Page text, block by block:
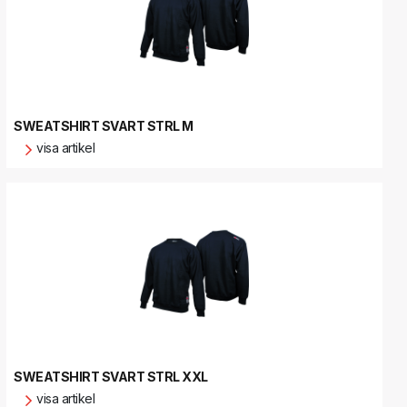
SWEATSHIRT SVART STRL M
visa artikel
SWEATSHIRT SVART STRL XXL
visa artikel